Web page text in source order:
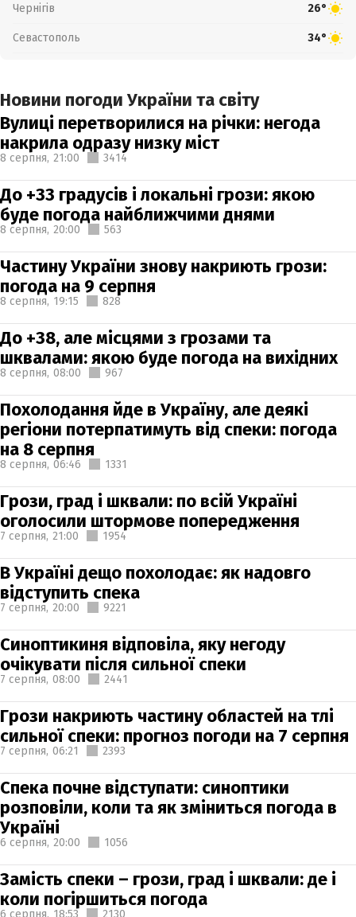
Чернігів 26°
Севастополь 34°
Новини погоди України та світу
Вулиці перетворилися на річки: негода
накрила одразу низку міст
8 серпня, 21:00 3414
До +33 градусів і локальні грози: якою
буде погода найближчими днями
8 серпня, 20:00 563
Частину України знову накриють грози:
погода на 9 серпня
8 серпня, 19:15 828
До +38, але місцями з грозами та
шквалами: якою буде погода на вихідних
8 серпня, 08:00 967
Похолодання йде в Україну, але деякі
регіони потерпатимуть від спеки: погода
на 8 серпня
8 серпня, 06:46 1331
Грози, град і шквали: по всій Україні
оголосили штормове попередження
7 серпня, 21:00 1954
В Україні дещо похолодає: як надовго
відступить спека
7 серпня, 20:00 9221
Синоптикиня відповіла, яку негоду
очікувати після сильної спеки
7 серпня, 08:00 2441
Грози накриють частину областей на тлі
сильної спеки: прогноз погоди на 7 серпня
7 серпня, 06:21 2393
Спека почне відступати: синоптики
розповіли, коли та як зміниться погода в
Україні
6 серпня, 20:00 1056
Замість спеки – грози, град і шквали: де і
коли погіршиться погода
6 серпня, 18:53 2130